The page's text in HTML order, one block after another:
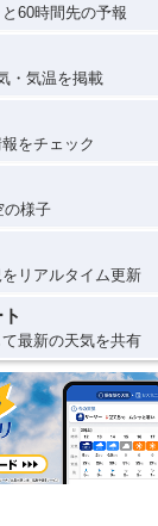
60時間先の予報
・気温を掲載
をチェック
の様子
リアルタイム更新
最新の天気を共有